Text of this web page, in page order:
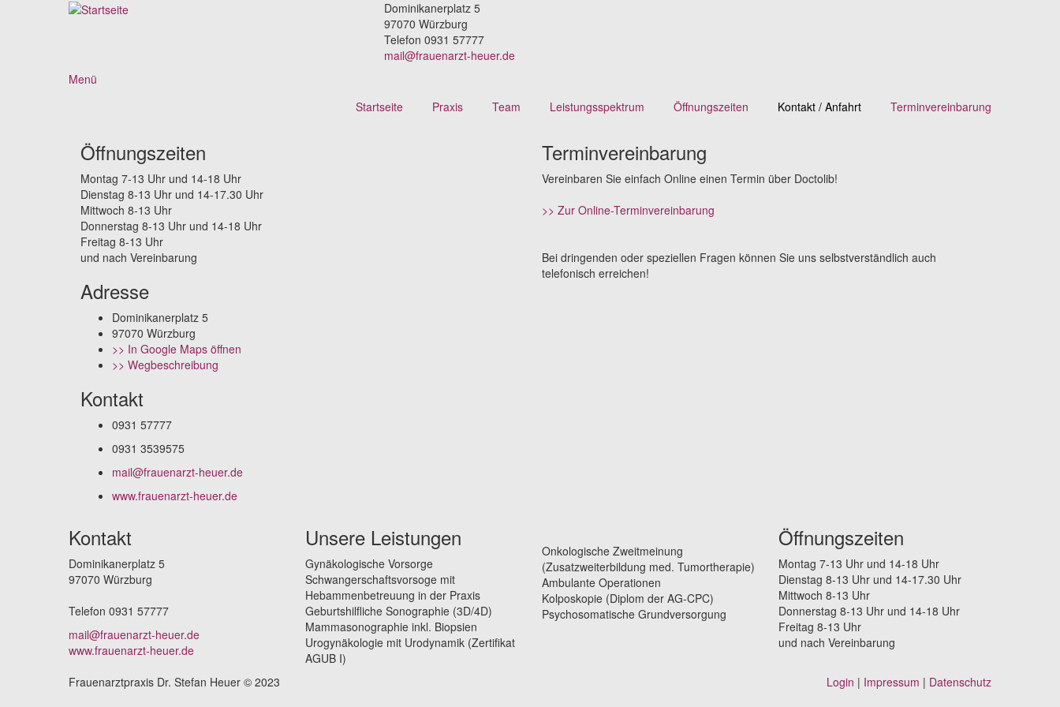
Direkt zum Inhalt
Dominikanerplatz 5
97070 Würzburg
Telefon 0931 57777
mail@frauenarzt-heuer.de
Menü
Startseite
Praxis Team Leistungsspektrum Öffnungszeiten Kontakt / Anfahrt Terminvereinbarung
Öffnungszeiten
Montag 7-13 Uhr und 14-18 Uhr
Dienstag 8-13 Uhr und 14-17.30 Uhr
Mittwoch 8-13 Uhr
Donnerstag 8-13 Uhr und 14-18 Uhr
Freitag 8-13 Uhr
und nach Vereinbarung
Adresse
Dominikanerplatz 5
97070 Würzburg
>> In Google Maps öffnen
>> Wegbeschreibung
Kontakt
0931 57777
0931 3539575
mail@frauenarzt-heuer.de
www.frauenarzt-heuer.de
Terminvereinbarung
Vereinbaren Sie einfach Online einen Termin über Doctolib!
>> Zur Online-Terminvereinbarung
Bei dringenden oder speziellen Fragen können Sie uns selbstverständlich auch
telefonisch erreichen!
Kontakt
Dominikanerplatz 5
97070 Würzburg
Telefon 0931 57777
mail@frauenarzt-heuer.de
www.frauenarzt-heuer.de
Unsere Leistungen
Gynäkologische Vorsorge
Schwangerschaftsvorsoge mit
Hebammenbetreuung in der Praxis
Geburtshilfliche Sonographie (3D/4D)
Mammasonographie inkl. Biopsien
Urogynäkologie mit Urodynamik (Zertifikat
AGUB I)
Onkologische Zweitmeinung
(Zusatzweiterbildung med. Tumortherapie)
Ambulante Operationen
Kolposkopie (Diplom der AG-CPC)
Psychosomatische Grundversorgung
Öffnungszeiten
Montag 7-13 Uhr und 14-18 Uhr
Dienstag 8-13 Uhr und 14-17.30 Uhr
Mittwoch 8-13 Uhr
Donnerstag 8-13 Uhr und 14-18 Uhr
Freitag 8-13 Uhr
und nach Vereinbarung
Login | Impressum | Datenschutz
Frauenarztpraxis Dr. Stefan Heuer © 2023